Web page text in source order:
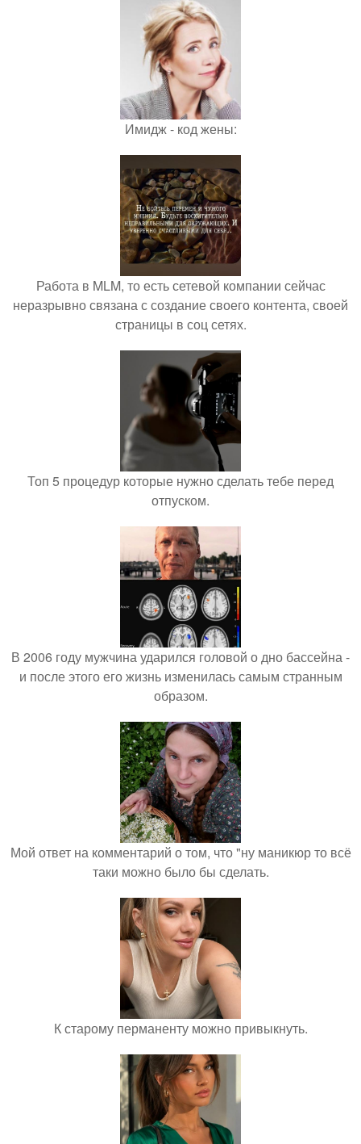
Имидж - код жены:
Работа в MLM, то есть сетевой компании сейчас
неразрывно связана с создание своего контента, своей
страницы в соц сетях.
Топ 5 процедур которые нужно сделать тебе перед
отпуском.
В 2006 году мужчина ударился головой о дно бассейна -
и после этого его жизнь изменилась самым странным
образом.
Мой ответ на комментарий о том, что "ну маникюр то всё
таки можно было бы сделать.
К старому перманенту можно привыкнуть.